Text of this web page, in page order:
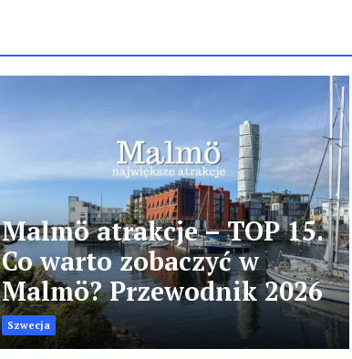
Malmö atrakcje – TOP 15.
Co warto zobaczyć w
Malmö? Przewodnik 2026
Szwecja